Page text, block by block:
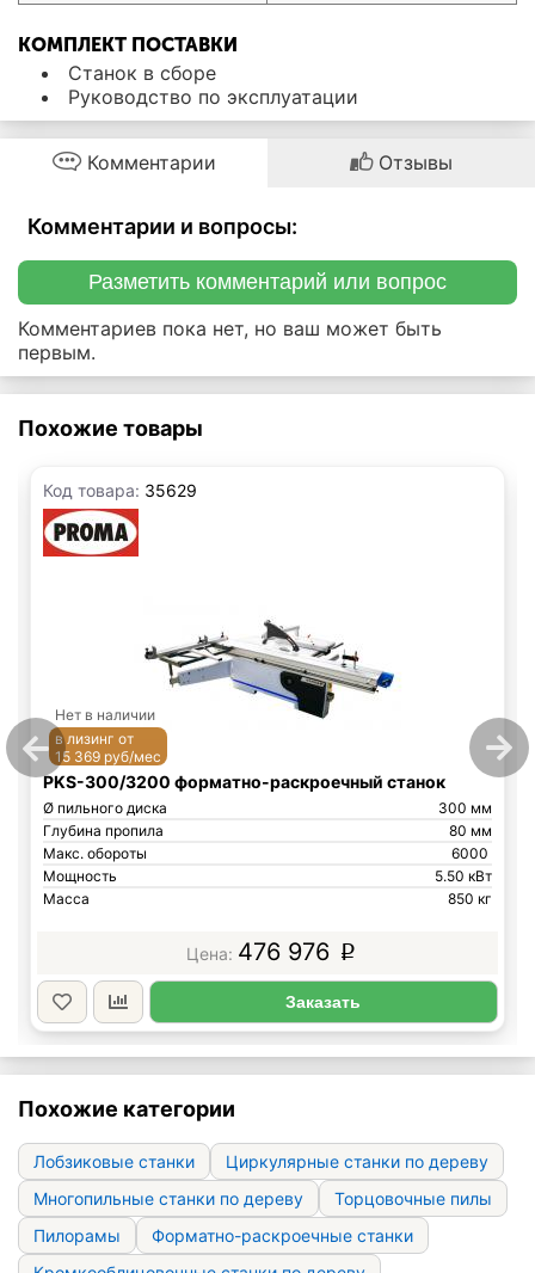
КОМПЛЕКТ ПОСТАВКИ
Станок в сборе
Руководство по эксплуатации
Комментарии Отзывы
Комментарии и вопросы:
Разметить комментарий или вопрос
Комментариев пока нет, но ваш может быть
первым.
Похожие товары
Код товара: 35629
Нет в наличии
в лизинг от
15 369 руб/мес
PKS-300/3200 форматно-раскроечный станок
Ø пильного диска
300 мм
Глубина пропила
80 мм
Макс. обороты
6000
Мощность
5.50 кВт
Масса
850 кг
476 976 p
Заказать
Похожие категории
Лобзиковые станки
Циркулярные станки по дереву
Многопильные станки по дереву
Торцовочные пилы
Пилорамы
Форматно-раскроечные станки